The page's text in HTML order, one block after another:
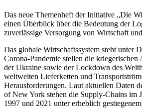
Das neue Themenheft der Initiative „Die
einen Überblick über die Bedeutung der
zuverlässige Versorgung von Wirtschaft
Das globale Wirtschaftssystem steht unter
Corona-Pandemie stellen die kriegerischen
der Ukraine sowie der Lockdown des
weltweiten Lieferketten und
Herausforderungen. Laut aktuellen Daten
of New York stehen die Supply-Chains im
1997 und 2021 unter erheblich